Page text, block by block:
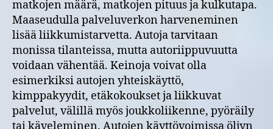
matkojen määrä, matkojen pituus ja kulkutapa.
Maaseudulla palveluverkon harveneminen
lisää liikkumistarvetta. Autoja tarvitaan
monissa tilanteissa, mutta autoriippuvuutta
voidaan vähentää. Keinoja voivat olla
esimerkiksi autojen yhteiskäyttö,
kimppakyydit, etäkokoukset ja liikkuvat
palvelut, välillä myös joukkoliikenne, pyöräily
tai käveleminen. Autojen käyttövoimissa öljyn